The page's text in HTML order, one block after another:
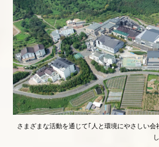
さまざまな活動を通じて｢人と環境にやさしい